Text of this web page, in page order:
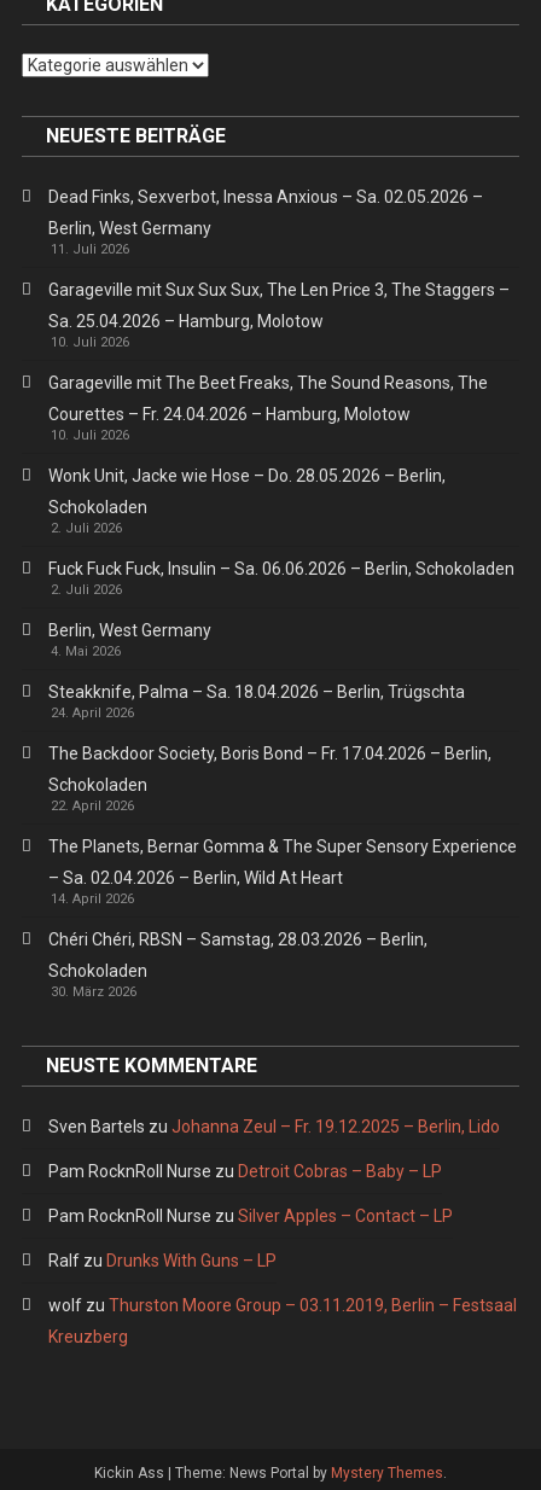
Kategorien
NEUESTE BEITRÄGE
Dead Finks, Sexverbot, Inessa Anxious – Sa. 02.05.2026 –
Berlin, West Germany
11. Juli 2026
Garageville mit Sux Sux Sux, The Len Price 3, The Staggers –
Sa. 25.04.2026 – Hamburg, Molotow
10. Juli 2026
Garageville mit The Beet Freaks, The Sound Reasons, The
Courettes – Fr. 24.04.2026 – Hamburg, Molotow
10. Juli 2026
Wonk Unit, Jacke wie Hose – Do. 28.05.2026 – Berlin,
Schokoladen
2. Juli 2026
Fuck Fuck Fuck, Insulin – Sa. 06.06.2026 – Berlin, Schokoladen
2. Juli 2026
Berlin, West Germany
4. Mai 2026
Steakknife, Palma – Sa. 18.04.2026 – Berlin, Trügschta
24. April 2026
The Backdoor Society, Boris Bond – Fr. 17.04.2026 – Berlin,
Schokoladen
22. April 2026
The Planets, Bernar Gomma & The Super Sensory Experience
– Sa. 02.04.2026 – Berlin, Wild At Heart
14. April 2026
Chéri Chéri, RBSN – Samstag, 28.03.2026 – Berlin,
Schokoladen
30. März 2026
NEUSTE KOMMENTARE
Sven Bartels zu Johanna Zeul – Fr. 19.12.2025 – Berlin, Lido
Pam RocknRoll Nurse zu Detroit Cobras – Baby – LP
Pam RocknRoll Nurse zu Silver Apples – Contact – LP
Ralfzu Drunks With Guns – LP
wolfzu Thurston Moore Group – 03.11.2019, Berlin – Festsaal
Kreuzberg
Kickin Ass | Theme: News Portal by Mystery Themes